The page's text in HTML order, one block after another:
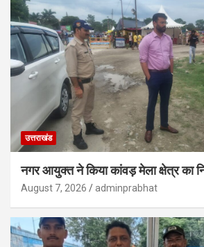
उत्तराखंड
नगर आयुक्त ने किया कांवड़ मेला क्षेत्र का
August 7, 2026 adminprabhat